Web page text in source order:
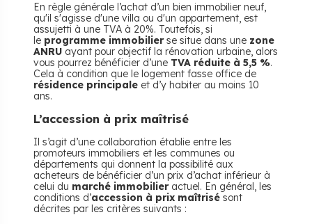
En règle générale l’achat d’un bien immobilier neuf,
qu'il s'agisse d'une villa ou d'un appartement, est
assujetti à une TVA à 20%. Toutefois, si
le programme immobilierse situe dans une zone
ANRU ayant pour objectif la rénovation urbaine, alors
vous pourrez bénéficier d’une TVA réduite à 5,5 %.
Cela à condition que le logement fasse office de
résidence principale et d’y habiter au moins 10
ans.
L’accession à prix maîtrisé
Il s’agit d’une collaboration établie entre les
promoteurs immobiliers et les communes ou
départements qui donnent la possibilité aux
acheteurs de bénéficier d’un prix d’achat inférieur à
celui du marché immobilieractuel. En général, les
conditions d’accession à prix maîtrisé sont
décrites par les critères suivants :